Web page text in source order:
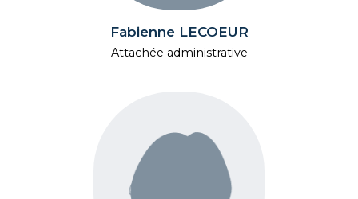
Fabienne LECOEUR
Attachée administrative